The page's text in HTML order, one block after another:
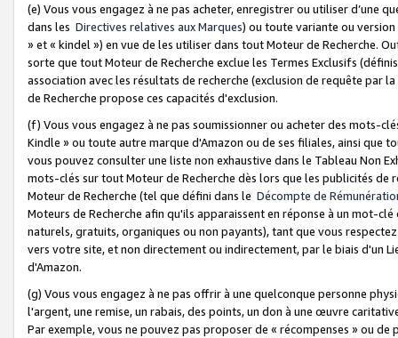
(e) Vous vous engagez à ne pas acheter, enregistrer ou utiliser d’une
dans les Directives relatives aux Marques) ou toute variante ou
» et « kindel ») en vue de les utiliser dans tout Moteur de Recherche.
sorte que tout Moteur de Recherche exclue les Termes Exclusifs
association avec les résultats de recherche (exclusion de requête
de Recherche propose ces capacités d'exclusion.
(f) Vous vous engagez à ne pas soumissionner ou acheter des mots-
Kindle » ou toute autre marque d'Amazon ou de ses filiales, ainsi que
vous pouvez consulter une liste non exhaustive dans le Tableau Non
mots-clés sur tout Moteur de Recherche dès lors que les publicités de
Moteur de Recherche (tel que défini dans le Décompte de
Moteurs de Recherche afin qu'ils apparaissent en réponse à un mot-
naturels, gratuits, organiques ou non payants), tant que vous
vers votre site, et non directement ou indirectement, par le biais d'un
d'Amazon.
(g) Vous vous engagez à ne pas offrir à une quelconque personne
l'argent, une remise, un rabais, des points, un don à une œuvre
Par exemple, vous ne pouvez pas proposer de « récompenses » ou